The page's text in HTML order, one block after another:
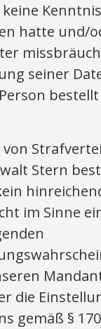
hatte und/
seiner
von
Stern
im Sinne
die
gemäß §